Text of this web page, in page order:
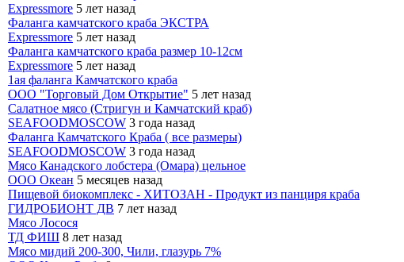
Expressmore 5 лет назад
Фаланга камчатского краба ЭКСТРА
Expressmore 5 лет назад
Фаланга камчатского краба размер 10-12см
Expressmore 5 лет назад
1ая фаланга Камчатского краба
ООО "Торговый Дом Открытие" 5 лет назад
Салатное мясо (Стригун и Камчатский краб)
SEAFOODMOSCOW 3 года назад
Фаланга Камчатского Краба ( все размеры)
SEAFOODMOSCOW 3 года назад
Мясо Канадского лобстера (Омара) цельное
ООО Океан 5 месяцев назад
Пищевой биокомплекс - ХИТОЗАН - Продукт из панциря краба
ГИДРОБИОНТ ДВ 7 лет назад
Мясо Лосося
ТД ФИШ 8 лет назад
​Мясо мидий 200-300, Чили, глазурь 7%